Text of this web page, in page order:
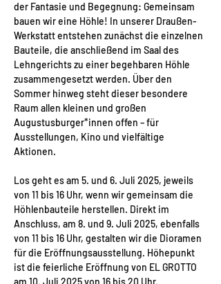
der Fantasie und Begegnung: Gemeinsam
bauen wir eine Höhle! In unserer Draußen-
Werkstatt entstehen zunächst die einzelnen
Bauteile, die anschließend im Saal des
Lehngerichts zu einer begehbaren Höhle
zusammengesetzt werden. Über den
Sommer hinweg steht dieser besondere
Raum allen kleinen und großen
Augustusburger*innen offen – für
Ausstellungen, Kino und vielfältige
Aktionen.
Los geht es am 5. und 6. Juli 2025, jeweils
von 11 bis 16 Uhr, wenn wir gemeinsam die
Höhlenbauteile herstellen. Direkt im
Anschluss, am 8. und 9. Juli 2025, ebenfalls
von 11 bis 16 Uhr, gestalten wir die Dioramen
für die Eröffnungsausstellung. Höhepunkt
ist die feierliche Eröffnung von EL GROTTO
am 10. Juli 2025 von 16 bis 20 Uhr.